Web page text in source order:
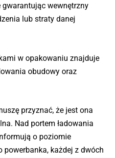
wewnętrzny
lub straty danej
w opakowaniu znajduje
obudowy oraz
przyznać, że jest ona
Nad portem ładowania
o poziomie
powerbanka, każdej z dwóch